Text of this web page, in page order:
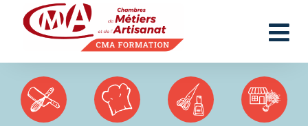
Panneau de gestion des cookies